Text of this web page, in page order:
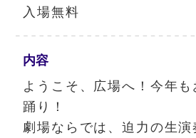
入場無料
内容
ようこそ、広場へ！今年
踊り！
劇場ならでは、迫力の生演